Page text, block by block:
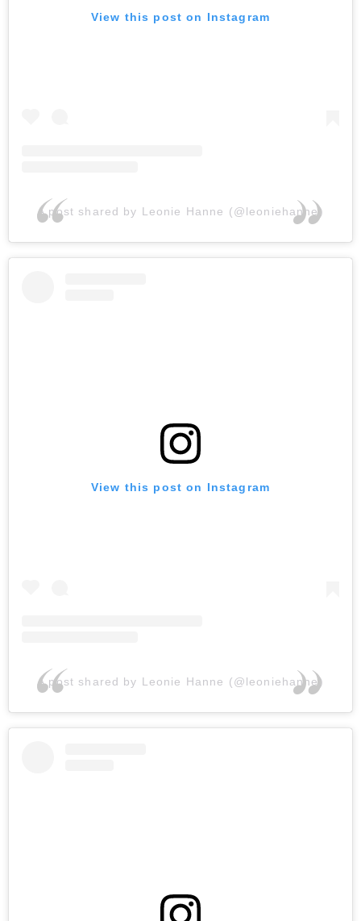
View this post on Instagram
A post shared by Leonie Hanne (@leoniehanne)
View this post on Instagram
A post shared by Leonie Hanne (@leoniehanne)